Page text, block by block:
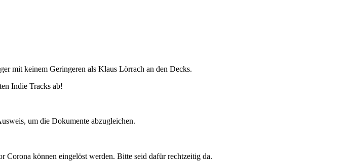
mit keinem Geringeren als Klaus Lörrach an den Decks.
Indie Tracks ab!
um die Dokumente abzugleichen.
Corona können eingelöst werden. Bitte seid dafür rechtzeitig da.